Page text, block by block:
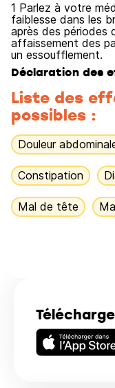
1 Parlez à votre
faiblesse dans les
après des périodes
affaissement des
un essoufflement.
Déclaration des
Liste des
possibles :
Douleur
Constipation
Mal de tête